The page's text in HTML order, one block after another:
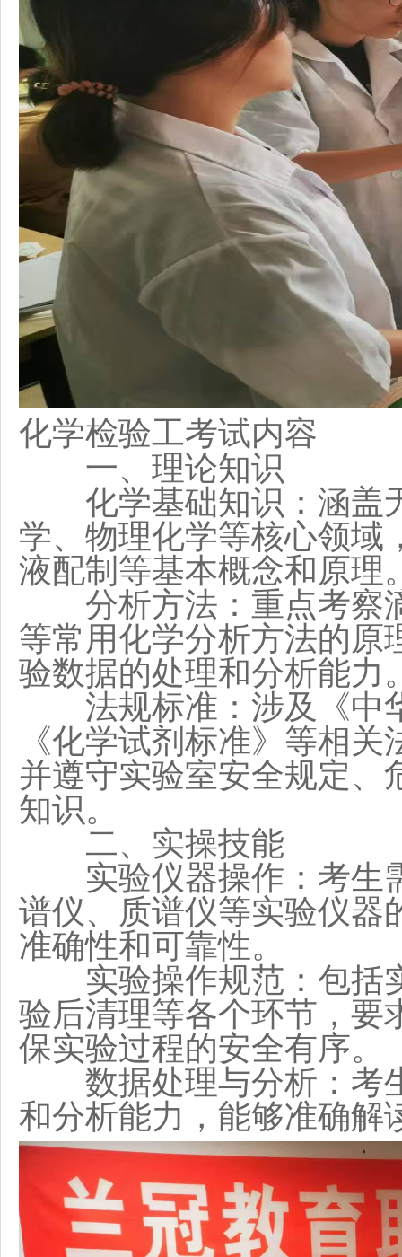
化学检验工考试内容
一、理论知识
化学基础知识：涵盖
学、物理化学等核心领域
液配制等基本概念和原理
分析方法：重点考察
等常用化学分析方法的原
验数据的处理和分析能力
法规标准：涉及《中
《化学试剂标准》等相
并遵守实验室安全规定、
知识。
二、实操技能
实验仪器操作：考生
谱仪、质谱仪等实验仪器
准确性和可靠性。
实验操作规范：包括
验后清理等各个环节，要
保实验过程的安全有序。
数据处理与分析：考
和分析能力，能够准确解